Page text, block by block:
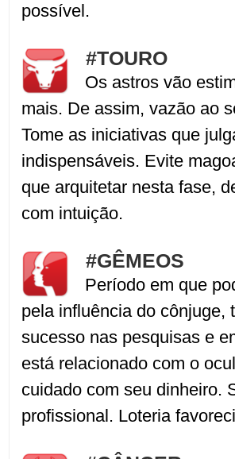
possível.
#TOURO
Os astros vão
mais. De assim, vazão ao
Tome as iniciativas que
indispensáveis. Evite
que arquitetar nesta fase,
com intuição.
#GÊMEOS
Período em que
pela influência do cônjuge,
sucesso nas pesquisas e
está relacionado com o
cuidado com seu dinheiro.
profissional. Loteria